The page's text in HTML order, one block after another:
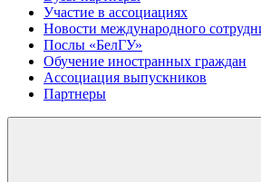
Участие в ассоциациях
Новости международного
Послы «БелГУ»
Обучение иностранных граждан
Ассоциация выпускников
Партнеры